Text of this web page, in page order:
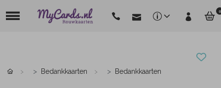
0
Bedankkaarten Bedankkaarten